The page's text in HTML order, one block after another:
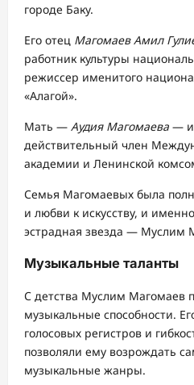
городе Баку.
Его отец Магомаев Амил
работник культуры
режиссер именитого
«Алагой».
Мать — Аудия Магомаева —
действительный член
академии и Ленинской
Семья Магомаевых была
и любви к искусству, и
эстрадная звезда — Муслим
Музыкальные таланты
С детства Муслим Магомаев
музыкальные способности.
голосовых регистров и
позволяли ему возрождать
музыкальные жанры.